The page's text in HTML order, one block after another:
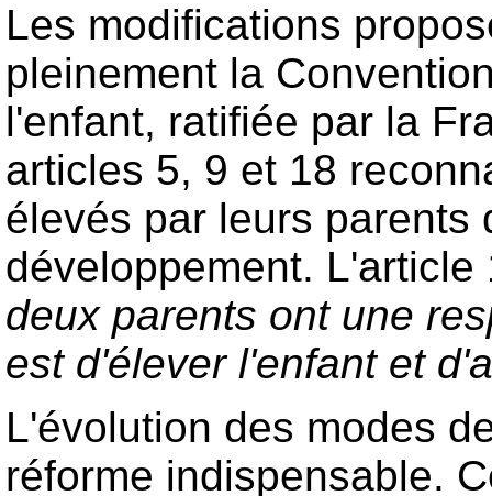
Les modifications
pleinement la
l'enfant, ratifiée par la
articles 5, 9 et 18
élevés par leurs parents
développement.
deux parents ont une
est d'élever l'enfant et
L'évolution des modes
réforme indispensable.